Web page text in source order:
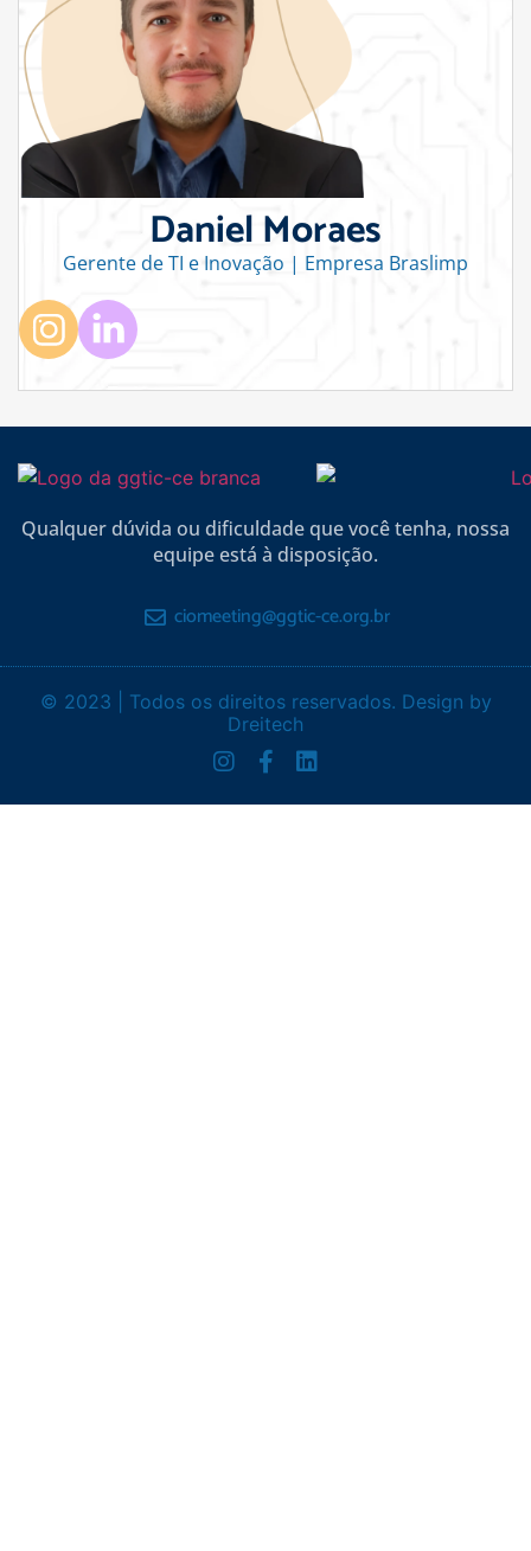
Daniel Moraes
Gerente de TI e Inovação | Empresa Braslimp
Qualquer dúvida ou dificuldade que você tenha, nossa
equipe está à disposição.
ciomeeting@ggtic-ce.org.br
© 2023 | Todos os direitos reservados. Design by
Dreitech